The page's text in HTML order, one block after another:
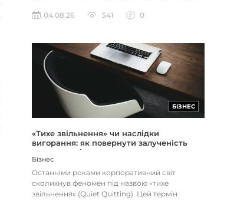
04.08.26
541 0
БІЗНЕС
«Тихе звільнення» чи наслідки
вигорання: як повернути залученість
через сенс і мету
Бізнес
Останніми роками корпоративний світ
сколихнув феномен під назвою «тихе
звільнення» (Quiet Quitting). Цей термін